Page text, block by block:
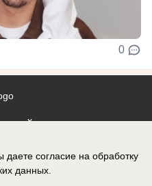
0
сайте
даете согласие на обработку
данных.